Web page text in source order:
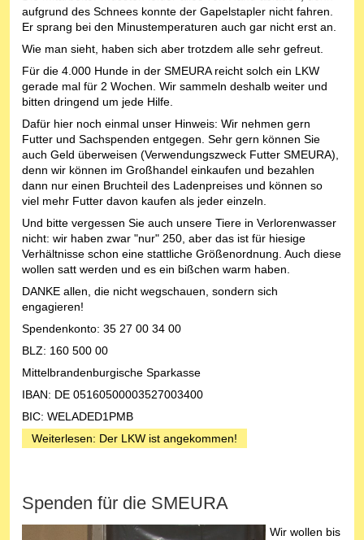
aufgrund des Schnees konnte der Gapelstapler nicht fahren.
Er sprang bei den Minustemperaturen auch gar nicht erst an.
Wie man sieht, haben sich aber trotzdem alle sehr gefreut.
Für die 4.000 Hunde in der SMEURA reicht solch ein LKW
gerade mal für 2 Wochen. Wir sammeln deshalb weiter und
bitten dringend um jede Hilfe.
Dafür hier noch einmal unser Hinweis: Wir nehmen gern
Futter und Sachspenden entgegen. Sehr gern können Sie
auch Geld überweisen (Verwendungszweck Futter SMEURA),
denn wir können im Großhandel einkaufen und bezahlen
dann nur einen Bruchteil des Ladenpreises und können so
viel mehr Futter davon kaufen als jeder einzeln.
Und bitte vergessen Sie auch unsere Tiere in Verlorenwasser
nicht: wir haben zwar "nur" 250, aber das ist für hiesige
Verhältnisse schon eine stattliche Größenordnung. Auch diese
wollen satt werden und es ein bißchen warm haben.
DANKE allen, die nicht wegschauen, sondern sich
engagieren!
Spendenkonto: 35 27 00 34 00
BLZ: 160 500 00
Mittelbrandenburgische Sparkasse
IBAN: DE 05160500003527003400
BIC: WELADED1PMB
Weiterlesen: Der LKW ist angekommen!
Spenden für die SMEURA
Wir wollen bis